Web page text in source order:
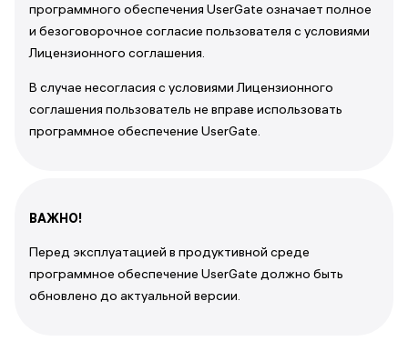
программного обеспечения UserGate означает полное
и безоговорочное согласие пользователя с условиями
Лицензионного соглашения.
В случае несогласия с условиями Лицензионного
соглашения пользователь не вправе использовать
программное обеспечение UserGate.
ВАЖНО!
Перед эксплуатацией в продуктивной среде
программное обеспечение UserGate должно быть
обновлено до актуальной версии.